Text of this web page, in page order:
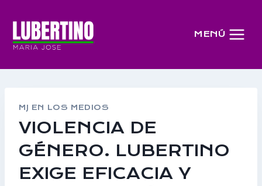
contenido
MENÚ
MJ EN LOS MEDIOS
VIOLENCIA DE
GÉNERO. LUBERTINO
EXIGE EFICACIA Y